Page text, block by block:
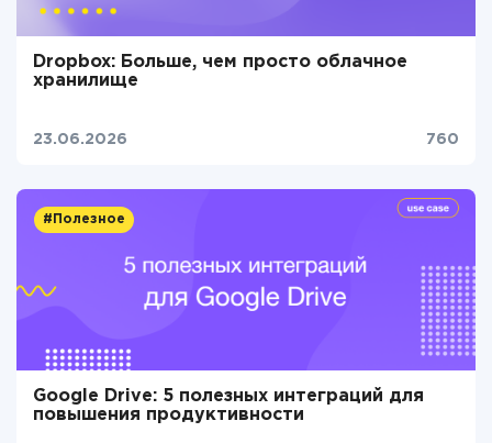
Dropbox: Больше, чем просто облачное
хранилище
23.06.2026 760
#Полезное
Google Drive: 5 полезных интеграций для
повышения продуктивности